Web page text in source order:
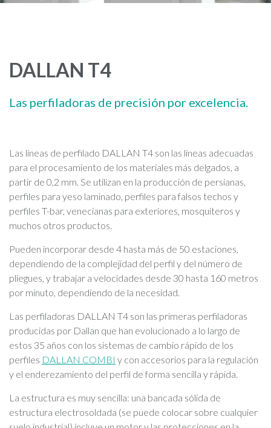
DALLAN T4
Las perfiladoras de precisión por excelencia.
Las líneas de perfilado DALLAN T4 son las líneas adecuadas
para el procesamiento de los materiales más delgados, a
partir de 0,2 mm. Se utilizan en la producción de persianas,
perfiles para yeso laminado, perfiles para falsos techos y
perfiles T-bar, venecianas para exteriores, mosquiteros y
muchos otros productos.
Pueden incorporar desde 4 hasta más de 50 estaciones,
dependiendo de la complejidad del perfil y del número de
pliegues, y trabajar a velocidades desde 30 hasta 160 metros
por minuto, dependiendo de la necesidad.
Las perfiladoras DALLAN T4 son las primeras perfiladoras
producidas por Dallan que han evolucionado a lo largo de
estos 35 años con los sistemas de cambio rápido de los
perfiles DALLAN COMBI y con accesorios para la regulación
y el enderezamiento del perfil de forma sencilla y rápida.
La estructura es muy sencilla: una bancada sólida de
estructura electrosoldada (se puede colocar sobre cualquier